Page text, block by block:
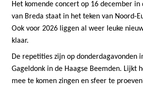
Het komende concert op 16 december in
van Breda staat in het teken van Noord-
Ook voor 2026 liggen al weer leuke
klaar.
De repetities zijn op donderdagavonden
Gageldonk in de Haagse Beemden. Lijkt
mee te komen zingen en sfeer te